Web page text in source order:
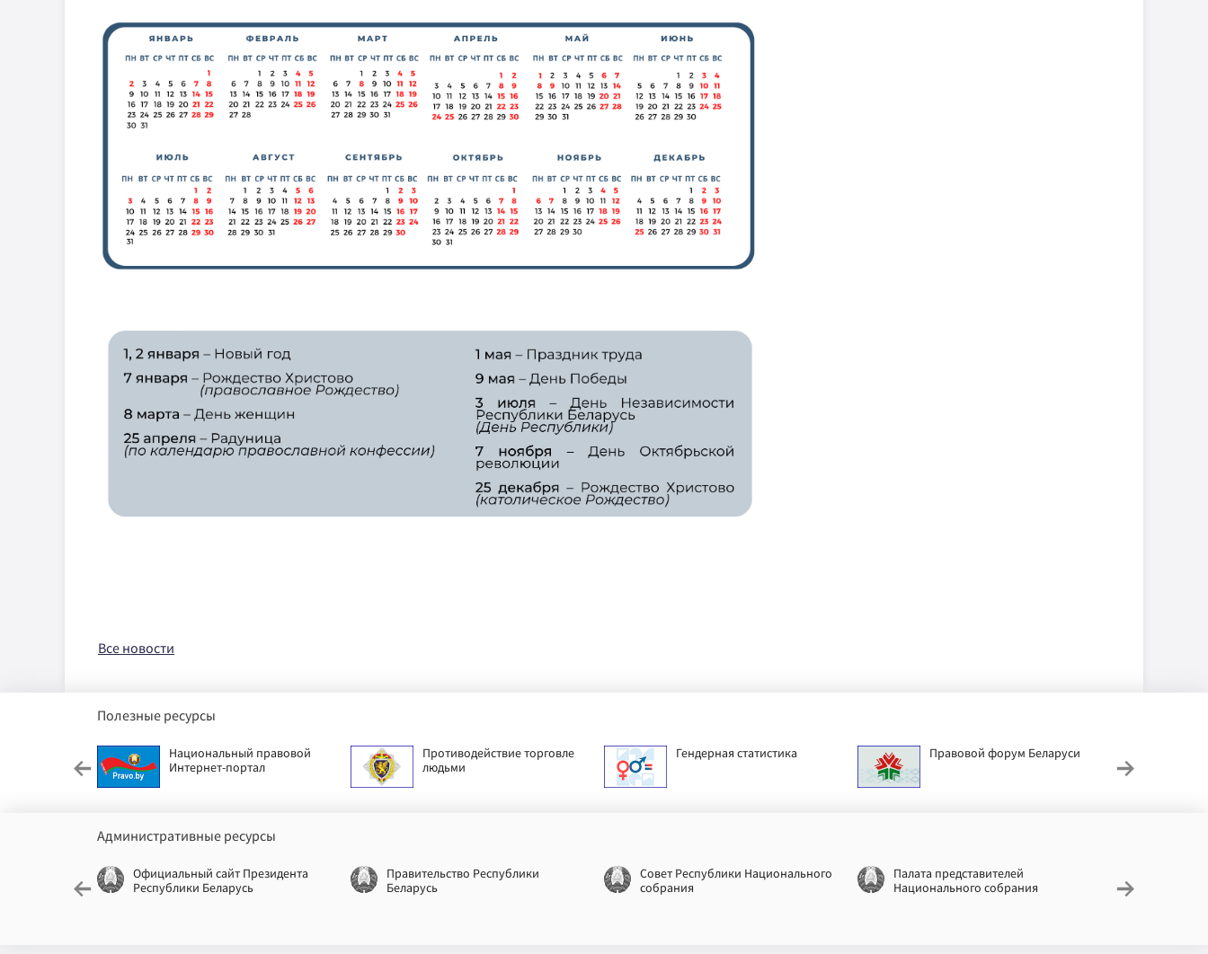
Все новости
Полезные ресурсы
Национальный правовой
Интернет-портал
Противодействие торговле
людьми
Гендерная статистика Правовой форум Беларуси
Административные ресурсы
Официальный сайт Президента
Республики Беларусь
Правительство Республики
Беларусь
Совет Республики Национального
собрания
Палата представителей
Национального собрания